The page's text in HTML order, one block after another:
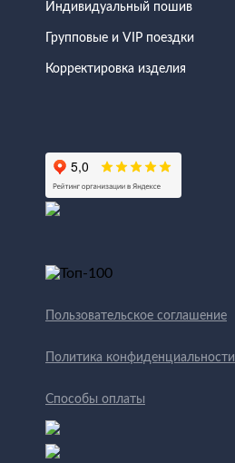
Индивидуальный пошив
Групповые и VIP поездки
Корректировка изделия
Пользовательское соглашение
Политика конфиденциальности
Способы оплаты